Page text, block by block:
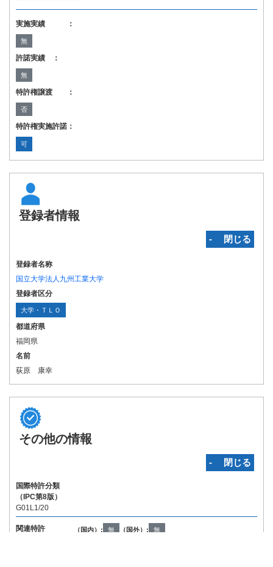
実施実績 ：
無
許諾実績 ：
無
特許権譲渡 ：
否
特許権実施許諾：
可
登録者情報
‐ 閉じる
登録者名称
国立大学法人九州工業大学
登録者区分
大学・ＴＬＯ
都道府県
福岡県
名前
荻原 康幸
その他の情報
‐ 閉じる
国際特許分類
（IPC第8版）
G01L1/20
関連特許 （国内）: 無 （国外）: 無